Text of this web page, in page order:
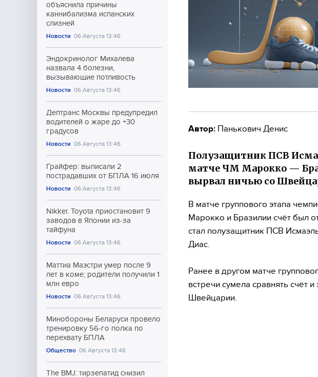
объяснила причины
каннибализма испанских
слизней
Новости 06 Августа 13:46
Эндокринолог Михалева
назвала 4 болезни,
вызывающие потливость
Новости 06 Августа 13:46
Дептранс Москвы предупредил
водителей о жаре до +30
градусов
Новости 06 Августа 13:46
Грайфер: выписали 2
пострадавших от БПЛА 16 июля
Новости 06 Августа 13:46
Nikkei: Toyota приостановит 9
заводов в Японии из-за
тайфуна
Новости 06 Августа 13:46
Маттиа Маэстри умер после 9
лет в коме; родители получили 1
млн евро
Новости 06 Августа 13:46
Минобороны Беларуси провело
тренировку 56-го полка по
перехвату БПЛА
Общество 06 Августа 13:46
The BMJ: тирзепатид снизил
Автор: Панькович Денис
Полузащитник ПСВ
матче ЧМ Марокко —
вырвал ничью со
В матче группового этапа
Марокко и Бразилии счёт был
стал полузащитник ПСВ
Диас.
Ранее в другом матче
встречи сумела сравнять счёт
Швейцарии.